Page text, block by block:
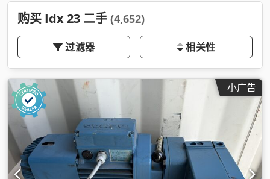
购买 Idx 23 二手 (4,652)
过滤器 相关性
小广告